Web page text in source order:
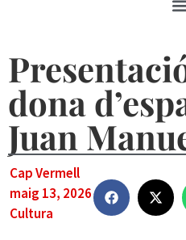
dona
Juan
Cap Vermell
maig 13, 2026
Cultura